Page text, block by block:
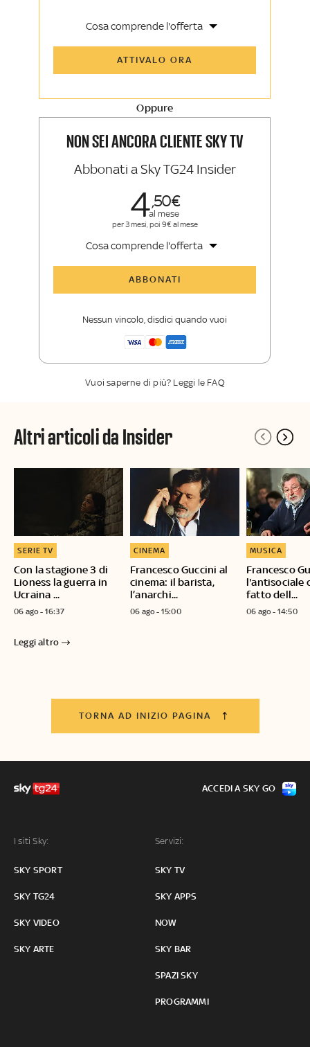
Cosa comprende l'offerta
Sky Sport Insider
La newsletter esclusiva di Sky TG24
ATTIVALO ORA
Oppure
NON SEI ANCORA CLIENTE SKY TV
Abbonati a Sky TG24 Insider
450
al mese
per 3 mesi, poi 9€ al mese
Cosa comprende l'offerta
ABBONATI
Nessun vincolo, disdici quando vuoi
Vuoi saperne di più? Leggi le FAQ
Altri articoli da Insider
Con la stagione 3 di
Lioness la guerra in
Ucraina ...
SERIE TV
06 ago - 16:37
Francesco Guccini al
cinema: il barista,
l’anarchi...
CINEMA
06 ago - 15:00
Francesco
l'antisociale
fatto dell...
MUSICA
06 ago - 14:50
Leggi altro
TORNA AD INIZIO PAGINA
I siti Sky:
SKY SPORT
SKY TG24
SKY VIDEO
SKY ARTE
Servizi:
SKY TV
SKY APPS
NOW
SKY BAR
SPAZI SKY
PROGRAMMI
ACCEDI A SKY GO